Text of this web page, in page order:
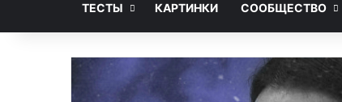
ТЕСТЫ КАРТИНКИ СООБЩЕСТВО